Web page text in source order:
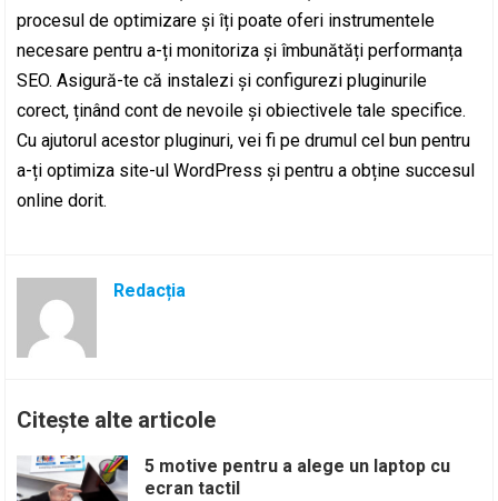
procesul de optimizare și îți poate oferi instrumentele
necesare pentru a-ți monitoriza și îmbunătăți performanța
SEO. Asigură-te că instalezi și configurezi pluginurile
corect, ținând cont de nevoile și obiectivele tale specifice.
Cu ajutorul acestor pluginuri, vei fi pe drumul cel bun pentru
a-ți optimiza site-ul WordPress și pentru a obține succesul
online dorit.
Redacția
Citește alte articole
5 motive pentru a alege un laptop cu
ecran tactil